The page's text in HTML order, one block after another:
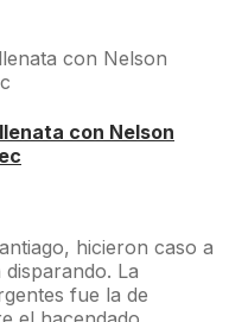
con Nelson
hicieron caso a
La
fue la de